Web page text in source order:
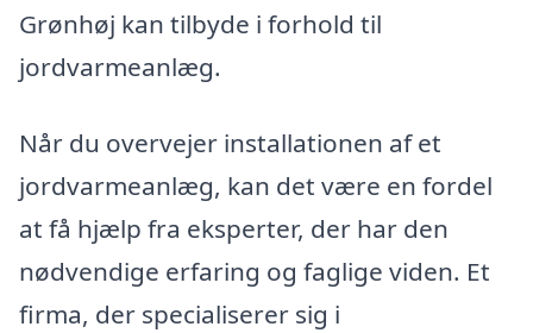
Grønhøj kan tilbyde i forhold til
jordvarmeanlæg.
Når du overvejer installationen af et
jordvarmeanlæg, kan det være en fordel
at få hjælp fra eksperter, der har den
nødvendige erfaring og faglige viden. Et
firma, der specialiserer sig i